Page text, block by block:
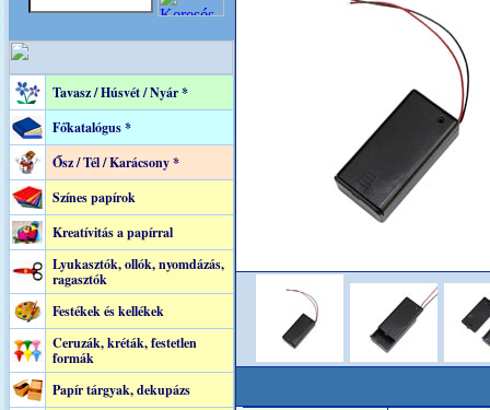
Tavasz / Húsvét / Nyár *
Főkatalógus *
Ősz / Tél / Karácsony *
Színes papírok
Kreatívitás a papírral
Lyukasztók, ollók, nyomdázás,
ragasztók
Festékek és kellékek
Ceruzák, kréták, festetlen
formák
Papír tárgyak, dekupázs